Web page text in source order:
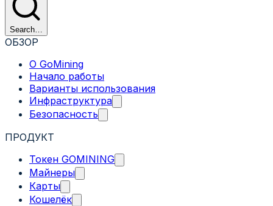
Search…
ОБЗОР
О GoMining
Начало работы
Варианты использования
Инфраструктура
Безопасность
ПРОДУКТ
Токен GOMINING
Майнеры
Карты
Кошелёк